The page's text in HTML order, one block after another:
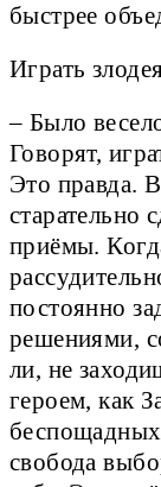
быстрее
Играть
– Было
Говорят,
Это правда.
старательно
приёмы.
постоянно
решениями,
ли, не
героем, как
свобода